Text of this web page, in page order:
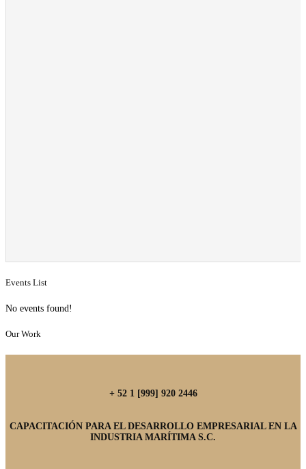
Events List
No events found!
Our Work
+ 52 1 [999] 920 2446
CAPACITACIÓN PARA EL DESARROLLO EMPRESARIAL EN LA
INDUSTRIA MARÍTIMA S.C.